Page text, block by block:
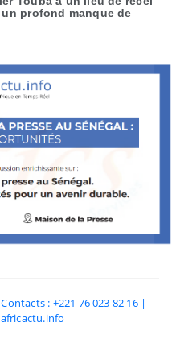
profond manque de
: +221 76 023 82 16 |